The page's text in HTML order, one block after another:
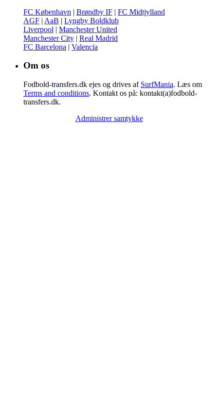
FC København | Brøndby IF | FC Midtjylland
AGF | AaB | Lyngby Boldklub
Liverpool | Manchester United
Manchester City | Real Madrid
FC Barcelona | Valencia
Om os
Fodbold-transfers.dk ejes og drives af SurfMania. Læs om
Terms and conditions. Kontakt os på: kontakt(a)fodbold-
transfers.dk.
Administrer samtykke